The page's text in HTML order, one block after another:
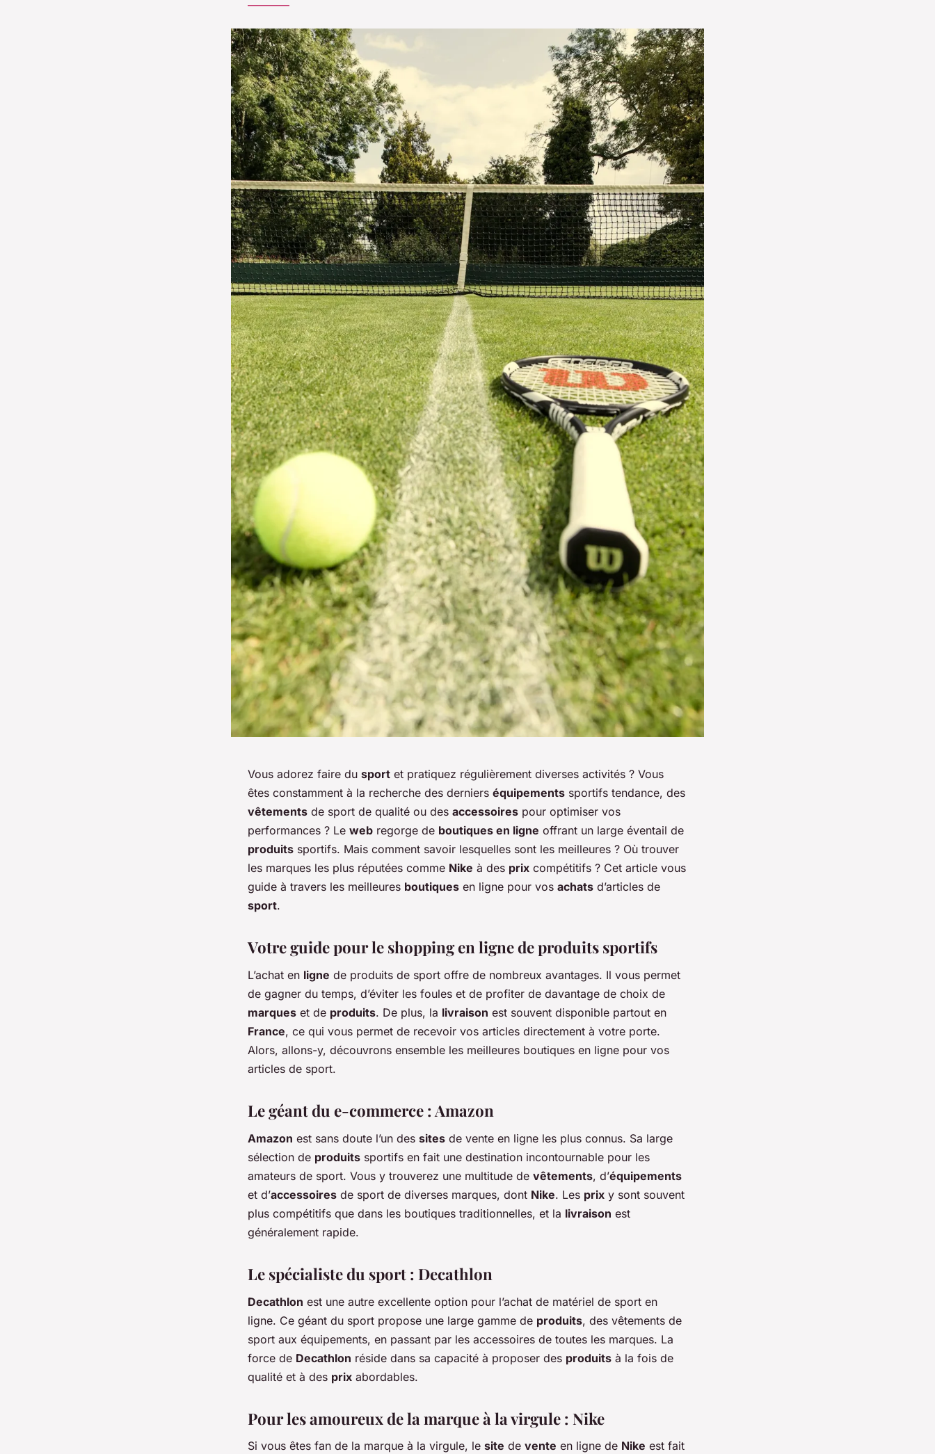
Vous adorez faire du sport et pratiquez régulièrement diverses activités ? Vous
êtes constamment à la recherche des derniers équipements sportifs tendance, des
vêtements de sport de qualité ou des accessoires pour optimiser vos
performances ? Le web regorge de boutiques en ligne offrant un large éventail de
produits sportifs. Mais comment savoir lesquelles sont les meilleures ? Où trouver
les marques les plus réputées comme Nike à des prix compétitifs ? Cet article vous
guide à travers les meilleures boutiques en ligne pour vos achats d’articles de
sport.
Votre guide pour le shopping en ligne de produits sportifs
L’achat en ligne de produits de sport offre de nombreux avantages. Il vous permet
de gagner du temps, d’éviter les foules et de profiter de davantage de choix de
marques et de produits. De plus, la livraison est souvent disponible partout en
France, ce qui vous permet de recevoir vos articles directement à votre porte.
Alors, allons-y, découvrons ensemble les meilleures boutiques en ligne pour vos
articles de sport.
Le géant du e-commerce : Amazon
Amazon est sans doute l’un des sites de vente en ligne les plus connus. Sa large
sélection de produits sportifs en fait une destination incontournable pour les
amateurs de sport. Vous y trouverez une multitude de vêtements, d’équipements
et d’accessoires de sport de diverses marques, dont Nike. Les prix y sont souvent
plus compétitifs que dans les boutiques traditionnelles, et la livraison est
généralement rapide.
Le spécialiste du sport : Decathlon
Decathlon est une autre excellente option pour l’achat de matériel de sport en
ligne. Ce géant du sport propose une large gamme de produits, des vêtements de
sport aux équipements, en passant par les accessoires de toutes les marques. La
force de Decathlon réside dans sa capacité à proposer des produits à la fois de
qualité et à des prix abordables.
Pour les amoureux de la marque à la virgule : Nike
Si vous êtes fan de la marque à la virgule, le site de vente en ligne de Nike est fait